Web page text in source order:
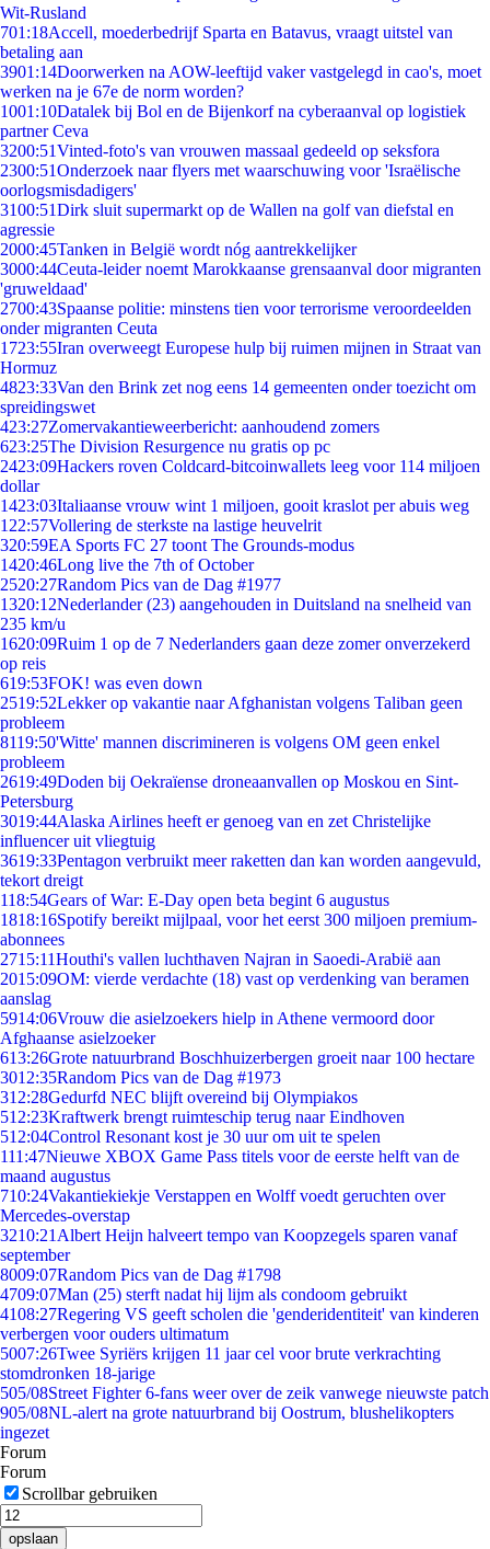
Wit-Rusland
701:18Accell, moederbedrijf Sparta en Batavus, vraagt uitstel van
betaling aan
3901:14Doorwerken na AOW-leeftijd vaker vastgelegd in cao's, moet
werken na je 67e de norm worden?
1001:10Datalek bij Bol en de Bijenkorf na cyberaanval op logistiek
partner Ceva
3200:51Vinted-foto's van vrouwen massaal gedeeld op seksfora
2300:51Onderzoek naar flyers met waarschuwing voor 'Israëlische
oorlogsmisdadigers'
3100:51Dirk sluit supermarkt op de Wallen na golf van diefstal en
agressie
2000:45Tanken in België wordt nóg aantrekkelijker
3000:44Ceuta-leider noemt Marokkaanse grensaanval door migranten
'gruweldaad'
2700:43Spaanse politie: minstens tien voor terrorisme veroordeelden
onder migranten Ceuta
1723:55Iran overweegt Europese hulp bij ruimen mijnen in Straat van
Hormuz
4823:33Van den Brink zet nog eens 14 gemeenten onder toezicht om
spreidingswet
423:27Zomervakantieweerbericht: aanhoudend zomers
623:25The Division Resurgence nu gratis op pc
2423:09Hackers roven Coldcard-bitcoinwallets leeg voor 114 miljoen
dollar
1423:03Italiaanse vrouw wint 1 miljoen, gooit kraslot per abuis weg
1 22:57Vollering de sterkste na lastige heuvelrit
320:59EA Sports FC 27 toont The Grounds-modus
1420:46Long live the 7th of October
2520:27Random Pics van de Dag #1977
1320:12Nederlander (23) aangehouden in Duitsland na snelheid van
235 km/u
1620:09Ruim 1 op de 7 Nederlanders gaan deze zomer onverzekerd
op reis
619:53FOK! was even down
2519:52Lekker op vakantie naar Afghanistan volgens Taliban geen
probleem
8119:50'Witte' mannen discrimineren is volgens OM geen enkel
probleem
2619:49Doden bij Oekraïense droneaanvallen op Moskou en Sint-
Petersburg
3019:44Alaska Airlines heeft er genoeg van en zet Christelijke
influencer uit vliegtuig
3619:33Pentagon verbruikt meer raketten dan kan worden aangevuld,
tekort dreigt
118:54Gears of War: E-Day open beta begint 6 augustus
1818:16Spotify bereikt mijlpaal, voor het eerst 300 miljoen premium-
abonnees
2715:11Houthi's vallen luchthaven Najran in Saoedi-Arabië aan
2015:09OM: vierde verdachte (18) vast op verdenking van beramen
aanslag
5914:06Vrouw die asielzoekers hielp in Athene vermoord door
Afghaanse asielzoeker
613:26Grote natuurbrand Boschhuizerbergen groeit naar 100 hectare
3012:35Random Pics van de Dag #1973
312:28Gedurfd NEC blijft overeind bij Olympiakos
512:23Kraftwerk brengt ruimteschip terug naar Eindhoven
512:04Control Resonant kost je 30 uur om uit te spelen
111:47Nieuwe XBOX Game Pass titels voor de eerste helft van de
maand augustus
710:24Vakantiekiekje Verstappen en Wolff voedt geruchten over
Mercedes-overstap
3210:21 Albert Heijn halveert tempo van Koopzegels sparen vanaf
september
8009:07Random Pics van de Dag #1798
4709:07Man (25) sterft nadat hij lijm als condoom gebruikt
4108:27Regering VS geeft scholen die 'genderidentiteit' van kinderen
verbergen voor ouders ultimatum
5007:26Twee Syriërs krijgen 11 jaar cel voor brute verkrachting
stomdronken 18-jarige
505/08Street Fighter 6-fans weer over de zeik vanwege nieuwste patch
905/08NL-alert na grote natuurbrand bij Oostrum, blushelikopters
ingezet
Forum
Forum
Scrollbar gebruiken
opslaan